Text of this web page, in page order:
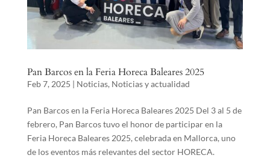
Pan Barcos en la Feria Horeca Baleares 2025
Feb 7, 2025 | Noticias, Noticias y actualidad
Pan Barcos en la Feria Horeca Baleares 2025 Del 3 al 5 de
febrero, Pan Barcos tuvo el honor de participar en la
Feria Horeca Baleares 2025, celebrada en Mallorca, uno
de los eventos más relevantes del sector HORECA.